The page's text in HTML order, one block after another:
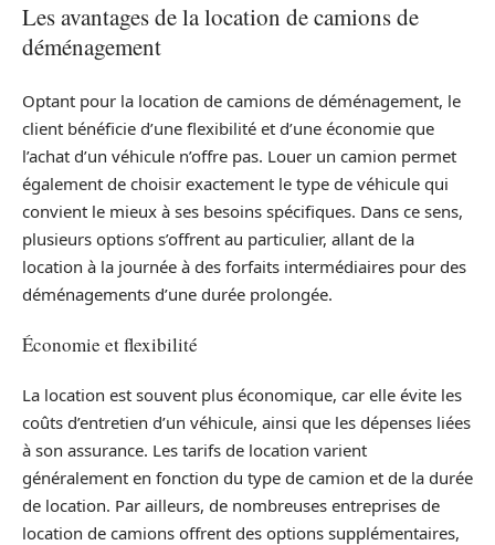
Les avantages de la location de camions de
déménagement
Optant pour la location de camions de déménagement, le
client bénéficie d’une flexibilité et d’une économie que
l’achat d’un véhicule n’offre pas. Louer un camion permet
également de choisir exactement le type de véhicule qui
convient le mieux à ses besoins spécifiques. Dans ce sens,
plusieurs options s’offrent au particulier, allant de la
location à la journée à des forfaits intermédiaires pour des
déménagements d’une durée prolongée.
Économie et flexibilité
La location est souvent plus économique, car elle évite les
coûts d’entretien d’un véhicule, ainsi que les dépenses liées
à son assurance. Les tarifs de location varient
généralement en fonction du type de camion et de la durée
de location. Par ailleurs, de nombreuses entreprises de
location de camions offrent des options supplémentaires,